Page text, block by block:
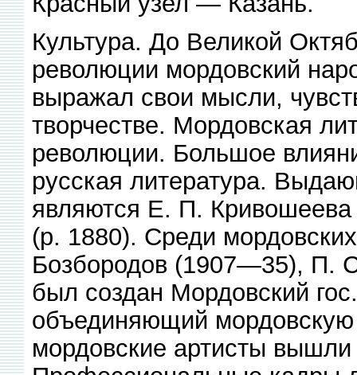
Культура. До Великой
революции мордовский
выражал свои мысли,
творчестве. Мордовская
революции. Большое
русская литература.
являются Е. П.
(р. 1880). Среди
Бозбородов (1907—35), П.
был создан Мордовский
объединяющий
мордовские артисты вышли